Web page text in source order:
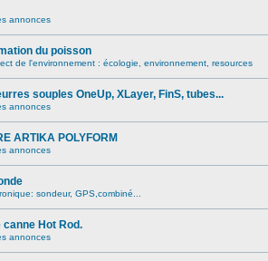
annonces
du poisson
de l'environnement : écologie, environnement, resources
souples OneUp, XLayer, FinS, tubes...
annonces
ARTIKA POLYFORM
annonces
sondeur, GPS,combiné...
Hot Rod.
annonces